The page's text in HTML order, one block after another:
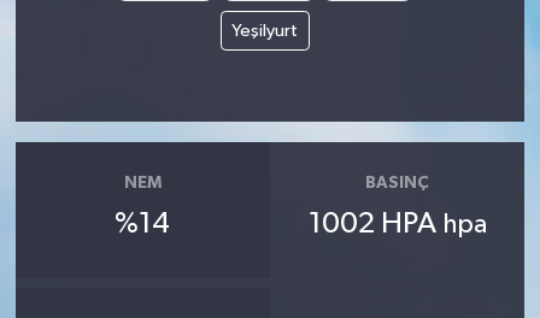
Yeşilyurt
NEM
%14
BASINÇ
1002 HPA hpa